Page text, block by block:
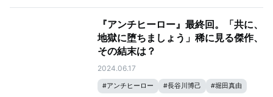
『アンチヒーロー』最終回。「共に、
地獄に堕ちましょう」稀に見る傑作、
その結末は？
2024.06.17
#アンチヒーロー #長谷川博己 #堀田真由